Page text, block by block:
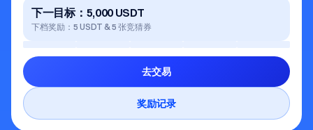
奖励记录
下一目标：5,000 USDT
下档奖励：5 USDT & 5 张竞猜券
去交易